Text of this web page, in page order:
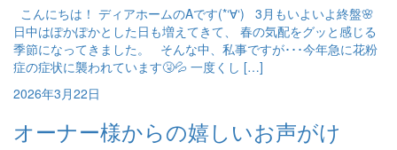
こんにちは！ ディアホームのAです(*‘∀‘) 3月もいよいよ終盤🌸
日中はぽかぽかとした日も増えてきて、 春の気配をグッと感じる
季節になってきました。 そんな中、私事ですが･･･今年急に花粉
症の症状に襲われています🤧💦 一度くし […]
2026年3月22日
オーナー様からの嬉しいお声がけ